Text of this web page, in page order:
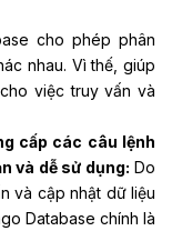
cho phép phân
nhau. Vì thế, giúp
việc truy vấn và
cấp các câu lệnh
và dễ sử dụng: Do
và cập nhật dữ liệu
Database chính là